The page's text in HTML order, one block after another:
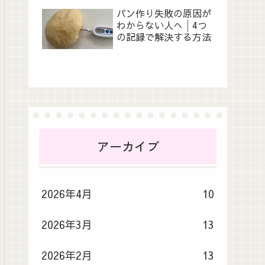
パン作り失敗の原因が
わからない人へ│4つ
の記録で解決する方法
アーカイブ
2026年4月 10
2026年3月 13
2026年2月 13